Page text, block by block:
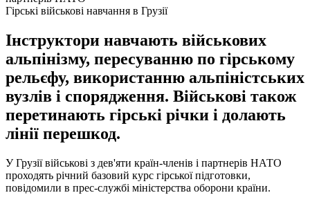
Гірські військові навчання в Грузії
Інструктори навчають військових
альпінізму, пересуванню по гірському
рельєфу, використанню альпіністських
вузлів і спорядження. Військові також
перетинають гірські річки і долають
лінії перешкод.
У Грузії військові з дев'яти країн-членів і партнерів НАТО
проходять річний базовий курс гірської підготовки,
повідомили в прес-службі міністерства оборони країни.